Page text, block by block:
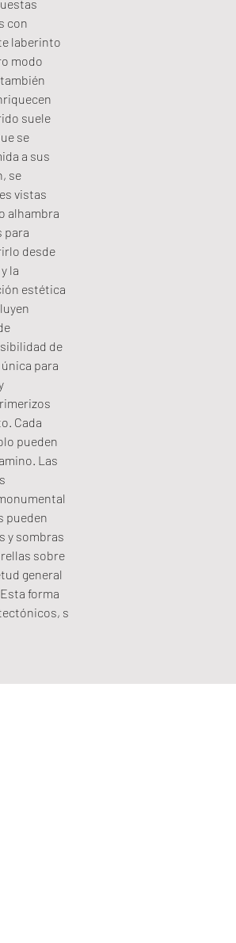
con
laberinto
modo
suele
se
a sus
se
vistas
alhambra
para
desde
la
estética
de
para
Cada
pueden
Las
pueden
y sombras
sobre
general
forma
s